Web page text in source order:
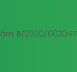
B/2020/003047